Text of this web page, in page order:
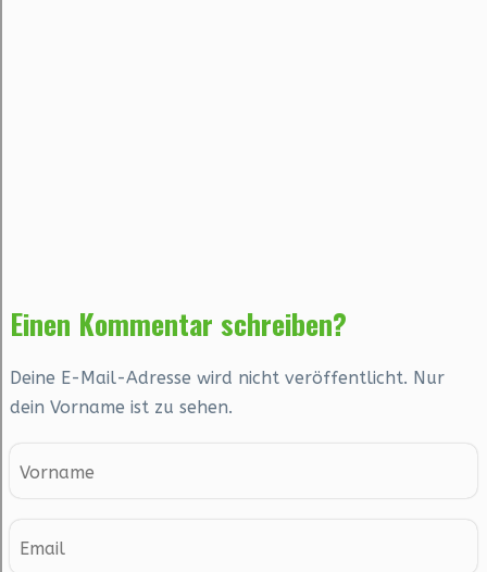
Einen Kommentar schreiben?
Deine E-Mail-Adresse wird nicht veröffentlicht. Nur
dein Vorname ist zu sehen.